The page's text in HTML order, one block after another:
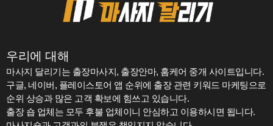
우리에 대해
마사지 달리기는 출장마사지, 출장안마, 홈케어 중개 사이트입니다.
구글, 네이버, 플레이스토어 앱 순위에 출장 관련 키워드 마케팅으로
순위 상승과 많은 고객 확보에 힘쓰고 있습니다.
출장 숍 업체는 모두 후불 업체이니 안심하고 이용하시면 됩니다.